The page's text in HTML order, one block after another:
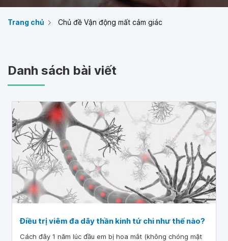
Trang chủ Chủ đề Vận động mất cảm giác
Danh sách bài viết
Điều trị viêm đa dây thần kinh tứ chi như thế nào?
Cách đây 1 năm lúc đầu em bị hoa mắt (không chóng mặt